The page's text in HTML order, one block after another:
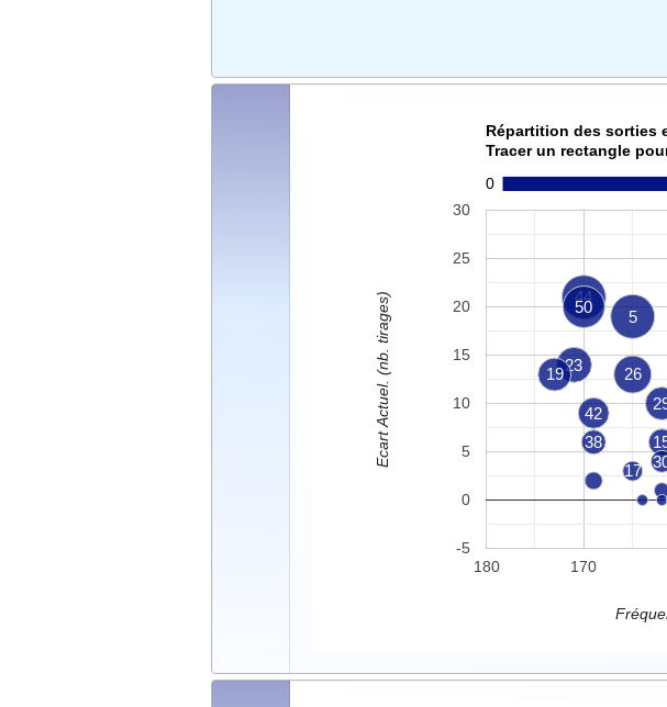
Répartition des sorties
Tracer un rectangle
0
5
44
50
26
23
19
42
38
17
180 170
-5
0
5
10
15
20
25
30
Ecart Actuel. (nb. tirages)